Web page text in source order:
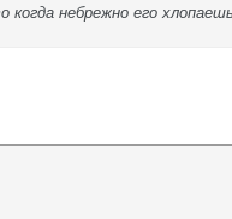
небрежно его